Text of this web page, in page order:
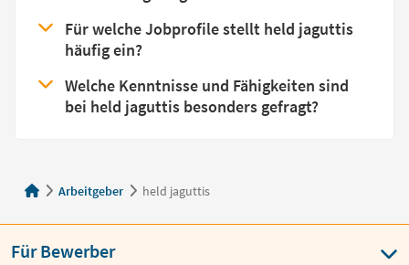
Für welche Jobprofile stellt held jaguttis
häufig ein?
Welche Kenntnisse und Fähigkeiten sind
bei held jaguttis besonders gefragt?
Arbeitgeber held jaguttis
Für Bewerber